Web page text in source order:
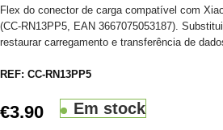
Flex do conector de carga compatível com
(CC-RN13PP5, EAN 3667075053187).
restaurar carregamento e transferência de
REF: CC-RN13PP5
€3.90 Em stock